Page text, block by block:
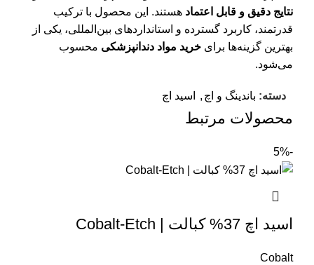
نتایج دقیق و قابل اعتماد هستند. این محصول با ترکیب
قدرتمند، کاربرد گسترده و استانداردهای بین‌المللی، یکی از
بهترین گزینه‌ها برای خرید مواد دندانپزشکی محسوب
می‌شود.
دسته: باندینگ و اچ , اسید اچ
محصولات مرتبط
-5%
اسید اچ 37% کبالت | Cobalt-Etch
Cobalt